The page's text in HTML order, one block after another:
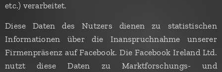
etc.) verarbeitet.
Diese Daten des Nutzers dienen zu statistischen
Informationen über die Inanspruchnahme unserer
Firmenpräsenz auf Facebook. Die Facebook Ireland Ltd.
nutzt diese Daten zu Marktforschungs- und